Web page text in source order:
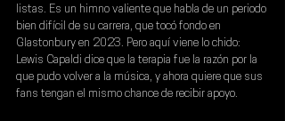
listas. Es un himno valiente que habla de un periodo
bien difícil de su carrera, que tocó fondo en
Glastonbury en 2023. Pero aquí viene lo chido:
Lewis Capaldi dice que la terapia fue la razón por la
que pudo volver a la música, y ahora quiere que sus
fans tengan el mismo chance de recibir apoyo.